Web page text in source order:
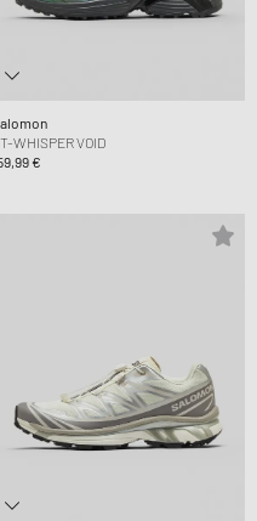
WHISPER VOID
€